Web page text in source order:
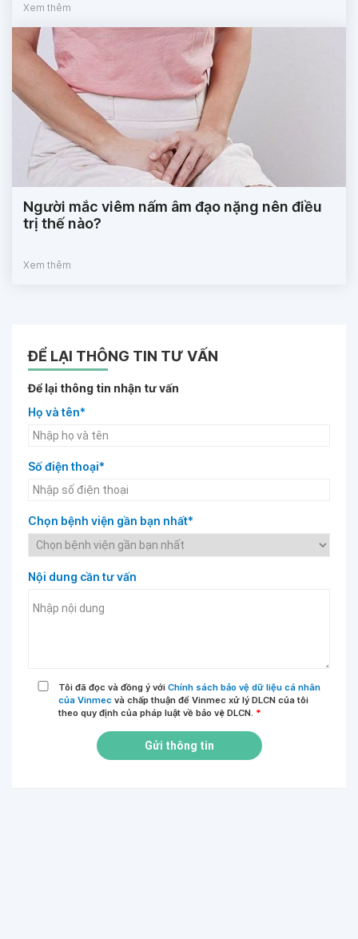
Xem thêm
Người mắc viêm nấm âm đạo nặng nên điều
trị thế nào?
Xem thêm
ĐỂ LẠI THÔNG TIN TƯ VẤN
Để lại thông tin nhận tư vấn
Họ và tên*
Số điện thoại*
Chọn bệnh viện gần bạn nhất*
Nội dung cần tư vấn
Tôi đã đọc và đồng ý với Chính sách bảo vệ dữ liệu cá nhân
của Vinmec và chấp thuận để Vinmec xử lý DLCN của tôi
theo quy định của pháp luật về bảo vệ DLCN. *
Gửi thông tin